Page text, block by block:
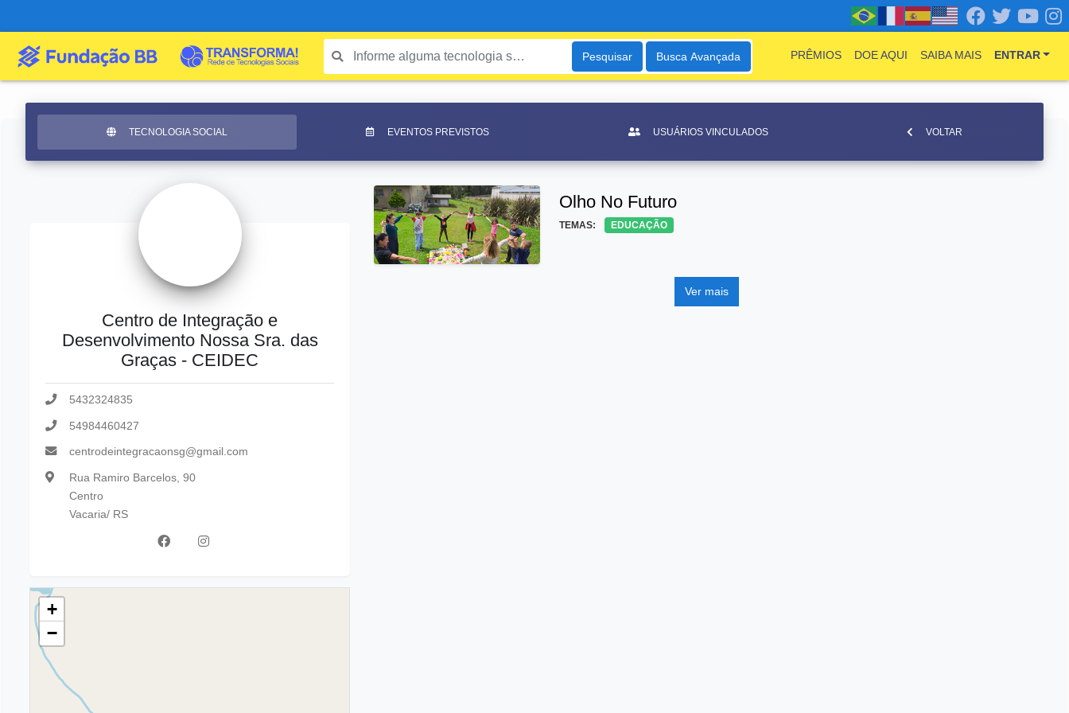
Pesquisar Busca Avançada PRÊMIOS DOE AQUI SAIBA MAIS ENTRAR
TECNOLOGIA SOCIAL EVENTOS PREVISTOS USUÁRIOS VINCULADOS VOLTAR
Centro de Integração e
Desenvolvimento Nossa Sra. das
Graças - CEIDEC
5432324835
54984460427
centrodeintegracaonsg@gmail.com
Rua Ramiro Barcelos, 90
Centro
Vacaria/ RS
+
−
Olho No Futuro
TEMAS: EDUCAÇÃO
Ver mais